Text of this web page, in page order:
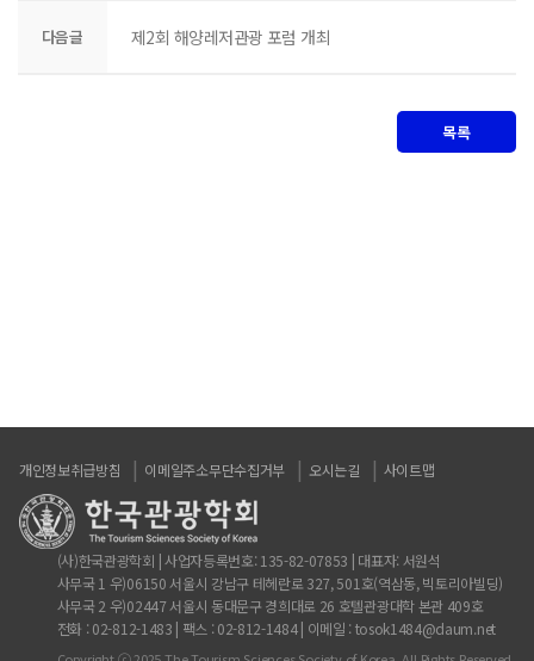
다음글 제2회 해양레저관광 포럼 개최
목록
개인정보취급방침 이메일주소무단수집거부 오시는길 사이트맵
(사)한국관광학회 | 사업자등록번호: 135-82-07853 | 대표자: 서원석
사무국 1 우)06150 서울시 강남구 테헤란로 327, 501호(역삼동, 빅토리아빌딩)
사무국 2 우)02447 서울시 동대문구 경희대로 26 호텔관광대학 본관 409호
전화 : 02-812-1483 | 팩스 : 02-812-1484 | 이메일 : tosok1484@daum.net